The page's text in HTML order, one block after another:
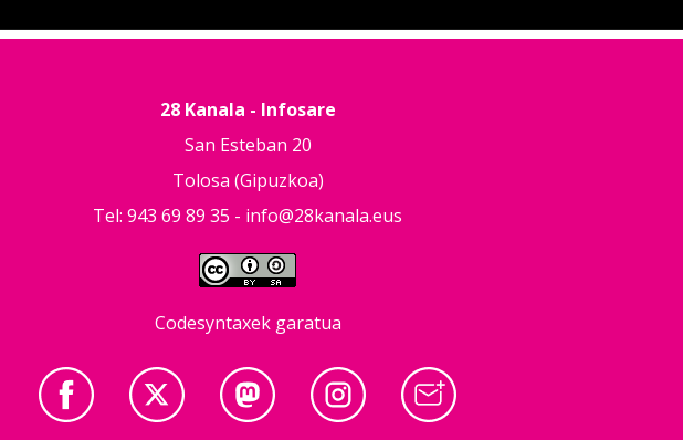
28 Kanala - Infosare
San Esteban 20
Tolosa (Gipuzkoa)
Tel: 943 69 89 35 - info@28kanala.eus
Codesyntaxek garatua